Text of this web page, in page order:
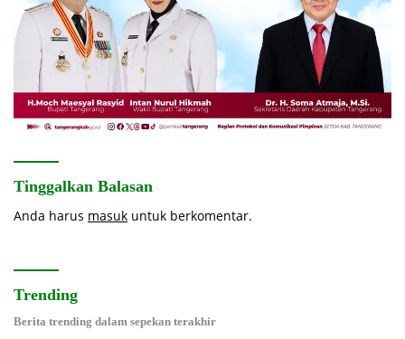
Tinggalkan Balasan
Anda harus masuk untuk berkomentar.
Trending
Berita trending dalam sepekan terakhir